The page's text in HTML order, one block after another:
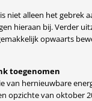
niet alleen het
hieraan bij. Verder
opwaarts
toegenomen
van hernieuwbare
opzichte van oktober